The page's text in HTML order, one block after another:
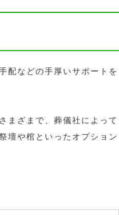
配などの手厚いサポートを
まざまで、葬儀社によって
壇や棺といったオプション